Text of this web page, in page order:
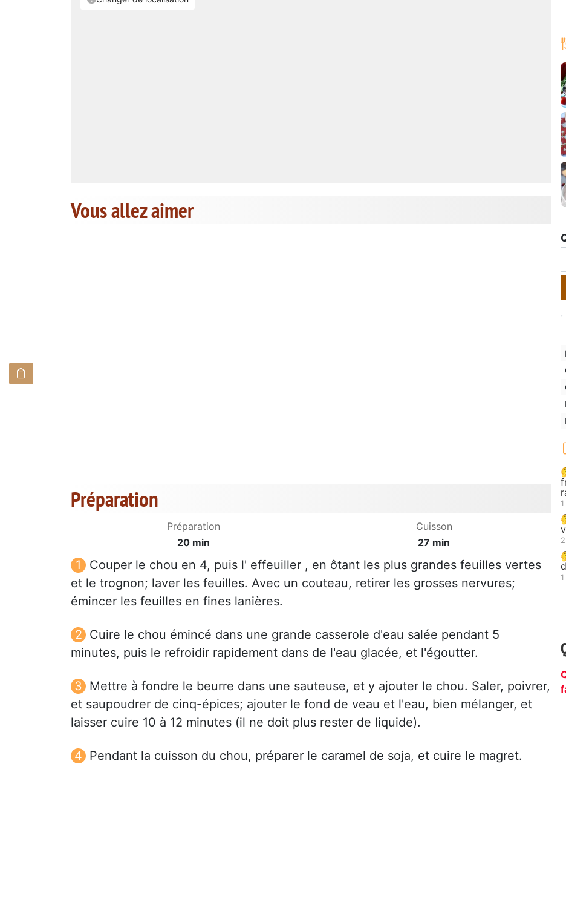
Vous allez aimer
Préparation
Préparation
20 min
Cuisson
27 min
Couper le chou en 4, puis l' effeuiller , en ôtant les plus grandes feuilles vertes
et le trognon; laver les feuilles. Avec un couteau, retirer les grosses nervures;
émincer les feuilles en fines lanières.
Cuire le chou émincé dans une grande casserole d'eau salée pendant 5
minutes, puis le refroidir rapidement dans de l'eau glacée, et l'égoutter.
Mettre à fondre le beurre dans une sauteuse, et y ajouter le chou. Saler, poivrer,
et saupoudrer de cinq-épices; ajouter le fond de veau et l'eau, bien mélanger, et
laisser cuire 10 à 12 minutes (il ne doit plus rester de liquide).
Pendant la cuisson du chou, préparer le caramel de soja, et cuire le magret.